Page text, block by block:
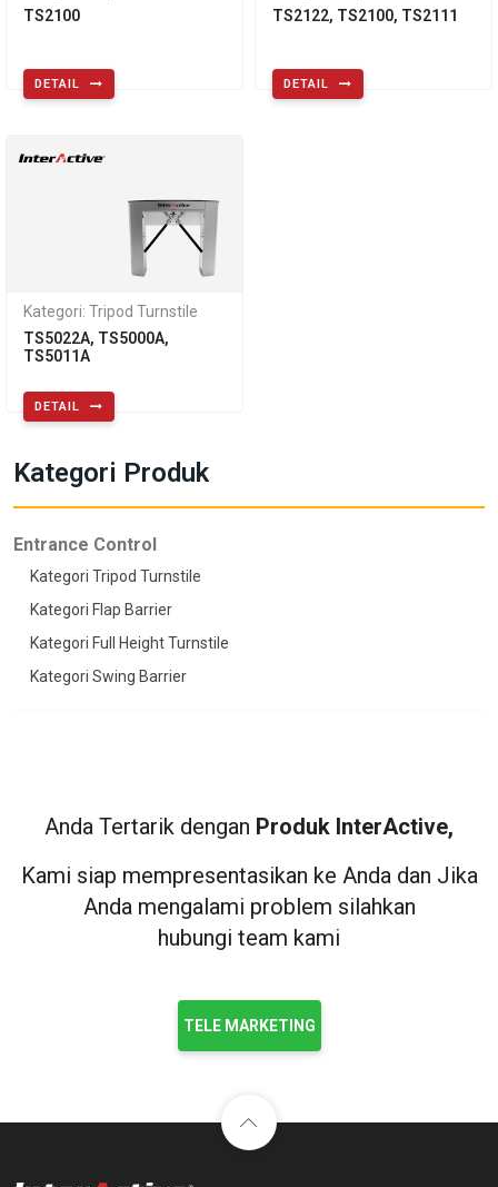
TS2100
DETAIL
TS2122, TS2100, TS2111
DETAIL
Kategori: Tripod Turnstile
TS5022A, TS5000A,
TS5011A
DETAIL
Kategori Produk
Entrance Control
Kategori Tripod Turnstile
Kategori Flap Barrier
Kategori Full Height Turnstile
Kategori Swing Barrier
Anda Tertarik dengan Produk InterActive,
Kami siap mempresentasikan ke Anda dan Jika
Anda mengalami problem silahkan
hubungi team kami
TELE MARKETING